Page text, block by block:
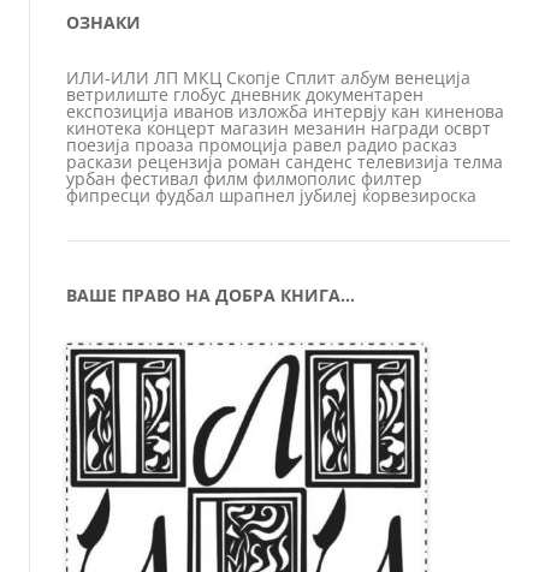
ОЗНАКИ
ИЛИ-ИЛИ ЛП МКЦ Скопје Сплит албум венеција
ветрилиште глобус дневник документарен
експозиција иванов изложба интервју кан киненова
кинотека концерт магазин мезанин награди осврт
поезија проаза промоција равел радио расказ
раскази рецензија роман санденс телевизија телма
урбан фестивал филм филмополис филтер
фипресци фудбал шрапнел јубилеј ќорвезироска
ВАШЕ ПРАВО НА ДОБРА КНИГА…